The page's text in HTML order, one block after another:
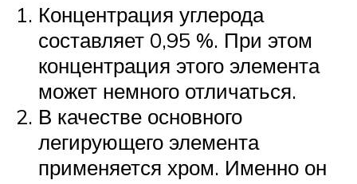
Концентрация углерода
составляет 0,95 %. При этом
концентрация этого элемента
может немного отличаться.
В качестве основного
легирующего элемента
применяется хром. Именно он